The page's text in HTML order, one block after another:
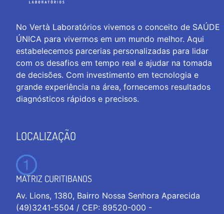
No Vertà Laboratórios vivemos o conceito de SAÚDE
ÚNICA para vivermos em um mundo melhor. Aqui
estabelecemos parcerias personalizadas para lidar
com os desafios em tempo real e ajudar na tomada
de decisões. Com investimento em tecnologia e
grande experiência na área, fornecemos resultados
diagnósticos rápidos e precisos.
LOCALIZAÇÃO
MATRIZ CURITIBANOS
Av. Lions, 1380, Bairro Nossa Senhora Aparecida
(49)3241-5504 / CEP: 89520-000 -